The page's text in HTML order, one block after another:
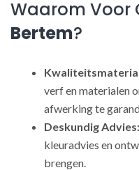
Waarom Voor
Bertem?
verf en materialen
afwerking te
Deskundig Advies:
kleuradvies en
brengen.